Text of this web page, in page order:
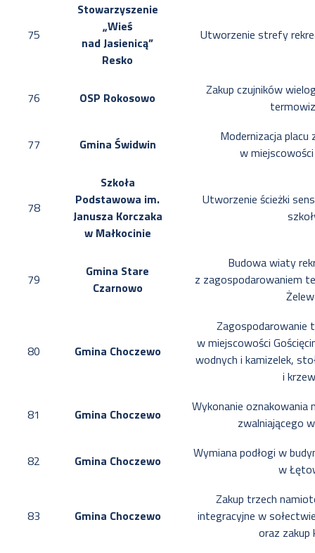
75
Stowarzyszenie
„Wieś
nad Jasienicą”
Resko
Utworzenie strefy
76 OSP Rokosowo
Zakup czujników
77 Gmina Świdwin
Modernizacja placu
w
78
Szkoła
Podstawowa im.
Janusza Korczaka
w Małkocinie
Utworzenie ścieżki
79
Gmina Stare
Czarnowo
Budowa wiaty
z zagospodarowaniem
80 Gmina Choczewo
Zagospodarowanie
w miejscowości
wodnych i kamizelek,
i
81 Gmina Choczewo
Wykonanie oznakowania
zwalniającego
82 Gmina Choczewo
Wymiana podłogi w
w
83 Gmina Choczewo
Zakup trzech
integracyjne w
oraz zakup